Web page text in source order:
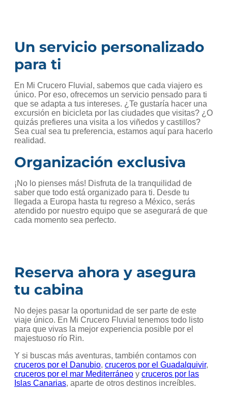
Un servicio personalizado
para ti
En Mi Crucero Fluvial, sabemos que cada viajero es
único. Por eso, ofrecemos un servicio pensado para ti
que se adapta a tus intereses. ¿Te gustaría hacer una
excursión en bicicleta por las ciudades que visitas? ¿O
quizás prefieres una visita a los viñedos y castillos?
Sea cual sea tu preferencia, estamos aquí para hacerlo
realidad.
Organización exclusiva
¡No lo pienses más! Disfruta de la tranquilidad de
saber que todo está organizado para ti. Desde tu
llegada a Europa hasta tu regreso a México, serás
atendido por nuestro equipo que se asegurará de que
cada momento sea perfecto.
Reserva ahora y asegura
tu cabina
No dejes pasar la oportunidad de ser parte de este
viaje único. En Mi Crucero Fluvial tenemos todo listo
para que vivas la mejor experiencia posible por el
majestuoso río Rin.
Y si buscas más aventuras, también contamos con
cruceros por el Danubio, cruceros por el Guadalquivir,
cruceros por el mar Mediterráneo y cruceros por las
Islas Canarias, aparte de otros destinos increíbles.